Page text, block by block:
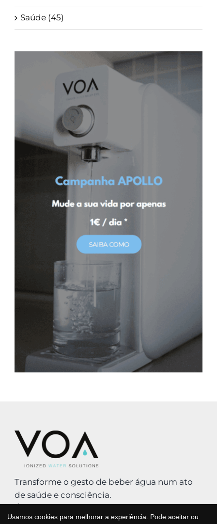
Saúde (45)
Transforme o gesto de beber água num ato
de saúde e consciência.
que cuida de si e do planeta todos os dias,
Usamos cookies para melhorar a experiência. Pode aceitar ou